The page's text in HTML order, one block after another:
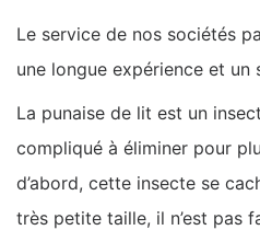
Le service de nos sociétés
une longue expérience et un
La punaise de lit est un
compliqué à éliminer pour
d’abord, cette insecte se
très petite taille, il n’est pas